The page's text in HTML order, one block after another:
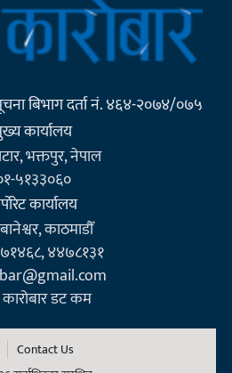
बिभाग दर्ता नं. ४६४-२०७४/०७५
कार्यालय
भक्तपुर, नेपाल
५१३३०६०
कार्यालय
काठमाडौँ
४४७८१३१
डट कम
Contact Us